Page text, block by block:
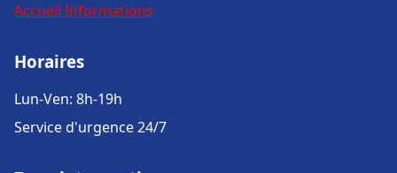
Accueil Informations
Horaires
Lun-Ven: 8h-19h
Service d'urgence 24/7